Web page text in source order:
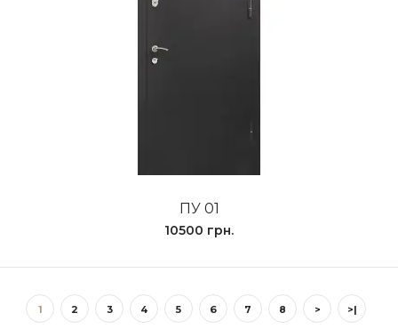
ПУ 01
10500 грн.
1 2 3 4 5 6 7 8 > >|